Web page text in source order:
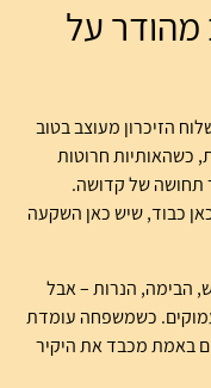
על
הזיכרון מעוצב בטוב
כשהאותיות חרוטות
תחושה של קדושה.
כבוד, שיש כאן השקעה
הבימה, הנרות – אבל
עמוקים. כשמשפחה עומדת
באמת מכבד את היקיר